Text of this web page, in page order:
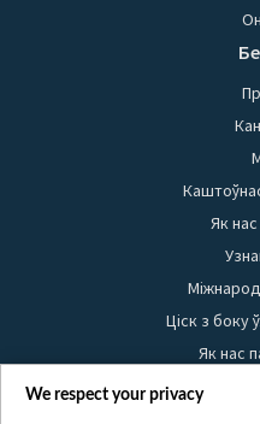
Як
Ціск з боку
Як нас
Правілы
We respect your privacy